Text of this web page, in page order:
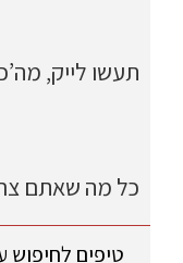
תעשו לייק,
כל מה שאתם
טיפים לחיפוש